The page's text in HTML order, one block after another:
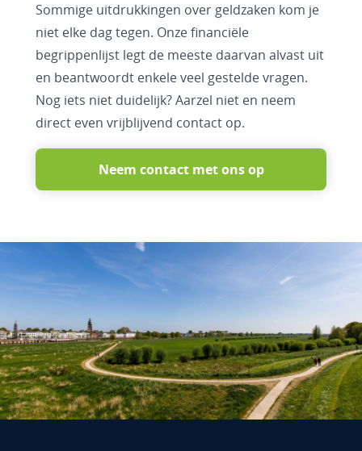
Sommige uitdrukkingen over geldzaken kom je
niet elke dag tegen. Onze financiële
begrippenlijst legt de meeste daarvan alvast uit
en beantwoordt enkele veel gestelde vragen.
Nog iets niet duidelijk? Aarzel niet en neem
direct even vrijblijvend contact op.
Neem contact met ons op